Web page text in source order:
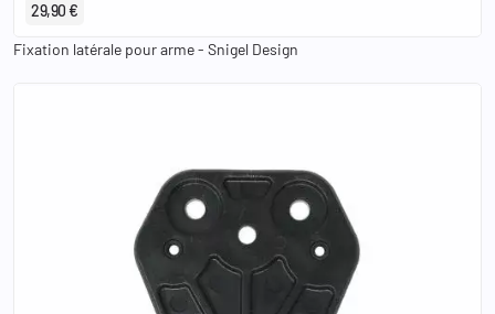
29,90 €
Fixation latérale pour arme - Snigel Design